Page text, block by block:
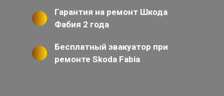
Гарантия на ремонт Шкода
Фабия 2 года
Бесплатный эвакуатор при
ремонте Skoda Fabia